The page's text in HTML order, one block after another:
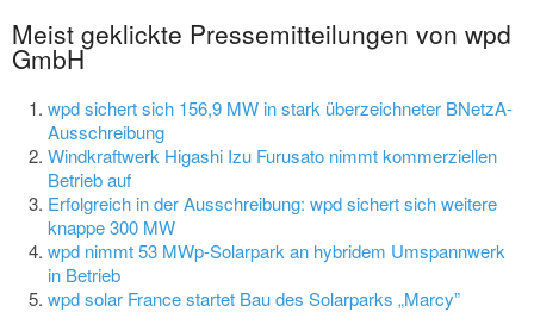
Meist geklickte Pressemitteilungen von wpd
GmbH
wpd sichert sich 156,9 MW in stark überzeichneter BNetzA-
Ausschreibung
Windkraftwerk Higashi Izu Furusato nimmt kommerziellen
Betrieb auf
Erfolgreich in der Ausschreibung: wpd sichert sich weitere
knappe 300 MW
wpd nimmt 53 MWp-Solarpark an hybridem Umspannwerk
in Betrieb
wpd solar France startet Bau des Solarparks „Marcy”